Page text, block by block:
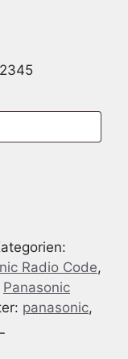
Radio Code,
Panasonic
panasonic,